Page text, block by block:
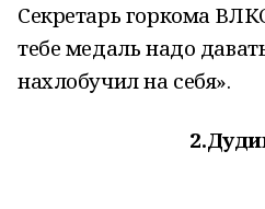
Секретарь горкома
тебе медаль надо
нахлобучил на себя».